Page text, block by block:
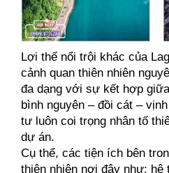
Lợi thế nổi trội khác của
cảnh quan thiên nhiên
đa dạng với sự kết hợp
bình nguyên – đồi cát –
tư luôn coi trọng nhân tố
dự án.
Cụ thể, các tiện ích bên
thiên nhiên nơi đây như: hệ